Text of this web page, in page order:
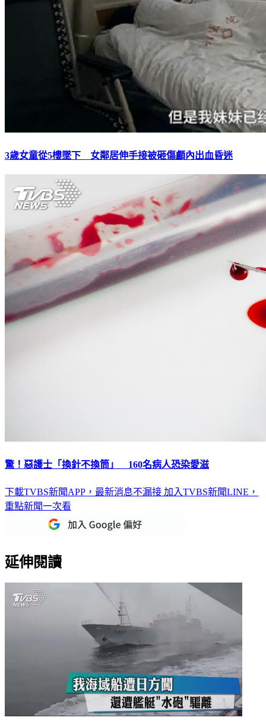
3歲女童從5樓墜下 女鄰居伸手接被砸傷顱內出血昏迷
驚！惡護士「換針不換筒」 160名病人恐染愛滋
下載TVBS新聞APP，最新消息不漏接 加入TVBS新聞LINE，
重點新聞一次看
延伸閱讀